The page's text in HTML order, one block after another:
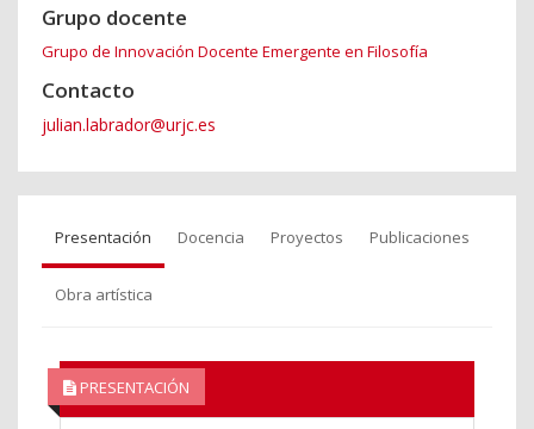
Grupo docente
Grupo de Innovación Docente Emergente en Filosofía
Contacto
julian.labrador@urjc.es
Presentación Docencia Proyectos Publicaciones
Obra artística
PRESENTACIÓN